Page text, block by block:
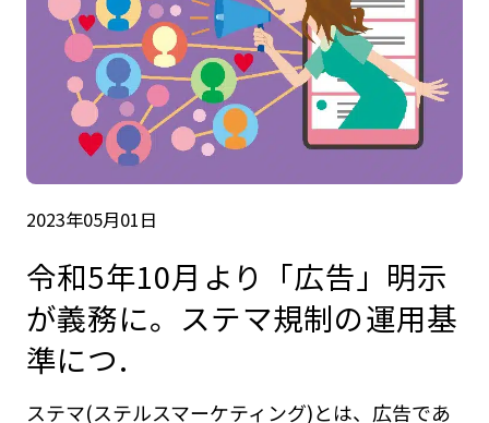
2023年05月01日
令和5年10月より「広告」明示
が義務に。ステマ規制の運用基
準につ.
ステマ(ステルスマーケティング)とは、広告であ